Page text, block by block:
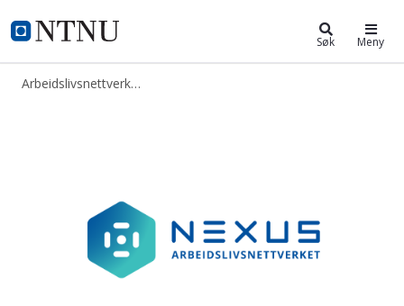
NTNU Hjemmeside
Arbeidslivsnettverket NexusSøk Meny
Arbeidslivsnettverket Nexus